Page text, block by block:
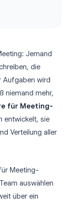
Jemand
die
Aufgaben wird
niemand mehr,
für Meeting-
entwickelt, sie
Verteilung aller
Meeting-
auswählen
über ein